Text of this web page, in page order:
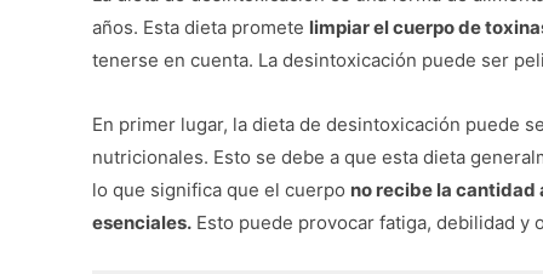
años. Esta dieta promete limpiar el cuerpo de
tenerse en cuenta. La desintoxicación puede ser
En primer lugar, la dieta de desintoxicación puede
nutricionales. Esto se debe a que esta dieta
lo que significa que el cuerpo no recibe la cantidad
esenciales. Esto puede provocar fatiga, debilidad